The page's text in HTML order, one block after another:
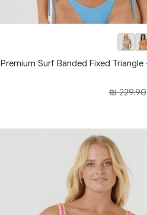
טופ ביקיני - Premium Surf Banded Fixed Triangle
מחיר
229.90 ₪